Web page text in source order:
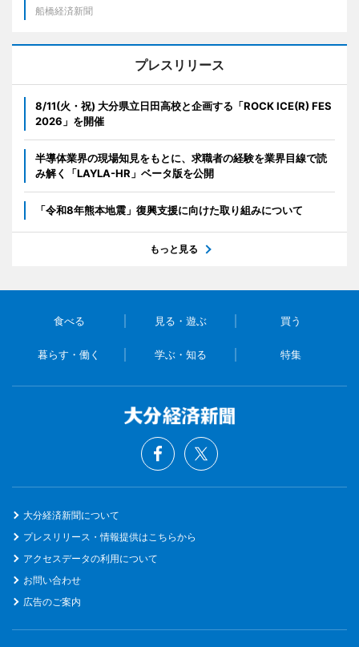
船橋経済新聞
プレスリリース
8/11(火・祝) 大分県立日田高校と企画する「ROCK ICE(R) FES
2026」を開催
半導体業界の現場知見をもとに、求職者の経験を業界目線で読
み解く「LAYLA-HR」ベータ版を公開
「令和8年熊本地震」復興支援に向けた取り組みについて
もっと見る
食べる 見る・遊ぶ 買う
暮らす・働く 学ぶ・知る 特集
大分経済新聞について
プレスリリース・情報提供はこちらから
アクセスデータの利用について
お問い合わせ
広告のご案内